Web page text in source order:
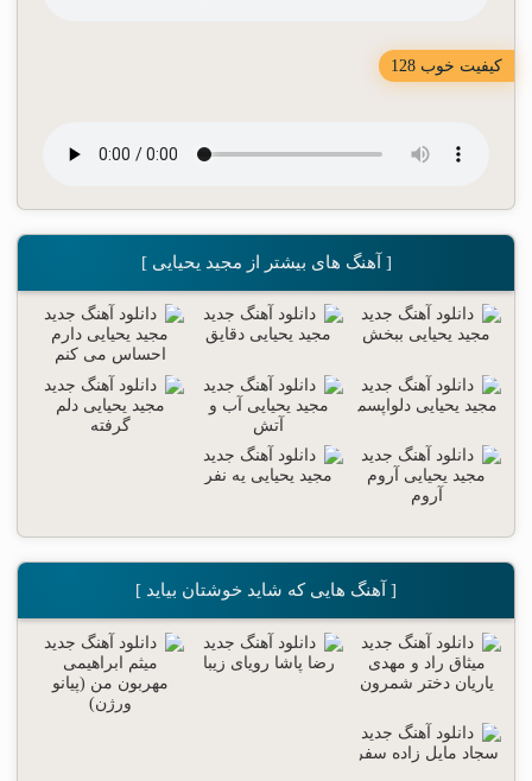
کیفیت خوب 128
[ آهنگ های بیشتر از مجید یحیایی ]
[ آهنگ هایی که شاید خوشتان بیاید ]